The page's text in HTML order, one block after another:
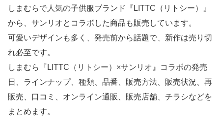
しまむらで人気の子供服ブランド『LITTC（リトシー）』
から、サンリオとコラボした商品も販売しています。
可愛いデザインも多く、発売前から話題で、新作は売り切
れ必至です。
しまむら『LITTC（リトシー）×サンリオ』コラボの発売
日、ラインナップ、種類、品番、販売方法、販売状況、再
販売、口コミ、オンライン通販、販売店舗、チラシなどを
まとめます。